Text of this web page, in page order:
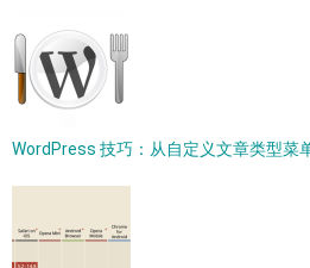
WordPress 技巧：从自定义文章类型菜